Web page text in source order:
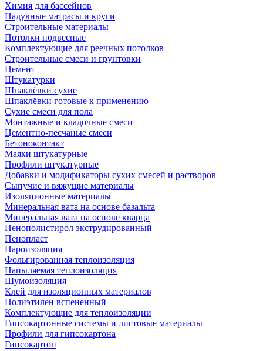
Химия для бассейнов
Надувные матрасы и круги
Строительные материалы
Потолки подвесные
Комплектующие для реечных потолков
Строительные смеси и грунтовки
Цемент
Штукатурки
Шпаклёвки сухие
Шпаклёвки готовые к применению
Сухие смеси для пола
Монтажные и кладочные смеси
Цементно-песчаные смеси
Бетоноконтакт
Маяки штукатурные
Профили штукатурные
Добавки и модификаторы сухих смесей и растворов
Сыпучие и вяжущие материалы
Изоляционные материалы
Минеральная вата на основе базальта
Минеральная вата на основе кварца
Пенополистирол экструдированный
Пенопласт
Пароизоляция
Фольгированная теплоизоляция
Напыляемая теплоизоляция
Шумоизоляция
Клей для изоляционных материалов
Полиэтилен вспененный
Комплектующие для теплоизоляции
Гипсокартонные системы и листовые материалы
Профили для гипсокартона
Гипсокартон